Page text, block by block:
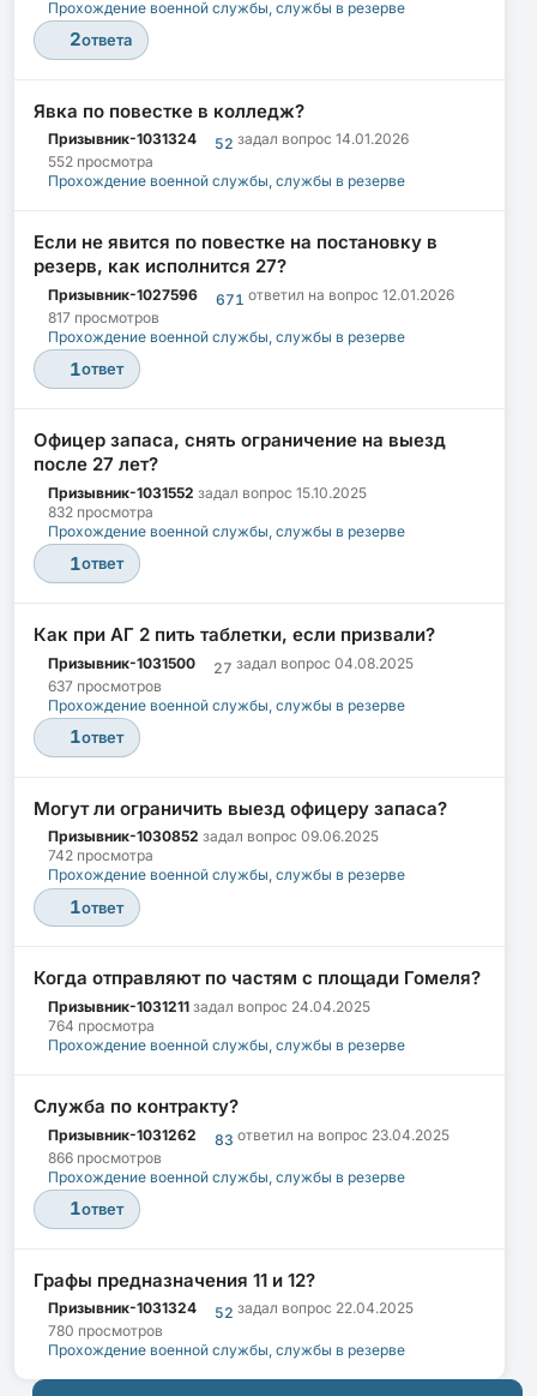
Прохождение военной службы, службы в резерве
2ответа
Явка по повестке в колледж?
Призывник-1031324 52 задал вопрос 14.01.2026
552 просмотра
Прохождение военной службы, службы в резерве
Если не явится по повестке на постановку в
резерв, как исполнится 27?
Призывник-1027596 671 ответил на вопрос 12.01.2026
817 просмотров
Прохождение военной службы, службы в резерве
1ответ
Офицер запаса, снять ограничение на выезд
после 27 лет?
Призывник-1031552 задал вопрос 15.10.2025
832 просмотра
Прохождение военной службы, службы в резерве
1ответ
Как при АГ 2 пить таблетки, если призвали?
Призывник-1031500 27 задал вопрос 04.08.2025
637 просмотров
Прохождение военной службы, службы в резерве
1ответ
Могут ли ограничить выезд офицеру запаса?
Призывник-1030852 задал вопрос 09.06.2025
742 просмотра
Прохождение военной службы, службы в резерве
1ответ
Когда отправляют по частям с площади Гомеля?
Призывник-1031211 задал вопрос 24.04.2025
764 просмотра
Прохождение военной службы, службы в резерве
Служба по контракту?
Призывник-1031262 83 ответил на вопрос 23.04.2025
866 просмотров
Прохождение военной службы, службы в резерве
1ответ
Графы предназначения 11 и 12?
Призывник-1031324 52 задал вопрос 22.04.2025
780 просмотров
Прохождение военной службы, службы в резерве